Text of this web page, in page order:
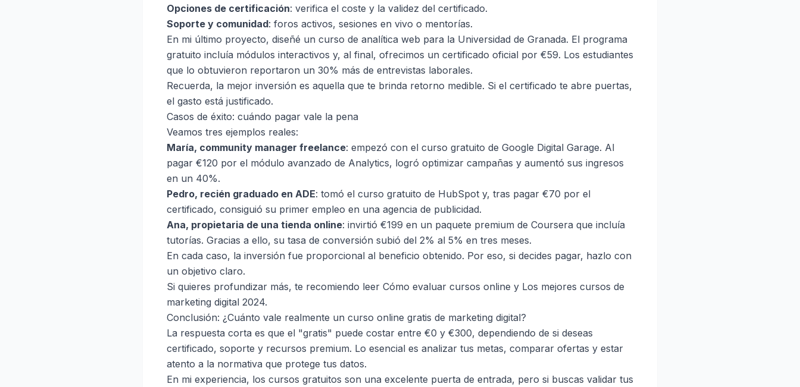
Opciones de certificación: verifica el coste y la validez del certificado.
Soporte y comunidad: foros activos, sesiones en vivo o mentorías.
En mi último proyecto, diseñé un curso de analítica web para la Universidad de Granada. El programa
gratuito incluía módulos interactivos y, al final, ofrecimos un certificado oficial por €59. Los estudiantes
que lo obtuvieron reportaron un 30% más de entrevistas laborales.
Recuerda, la mejor inversión es aquella que te brinda retorno medible. Si el certificado te abre puertas,
el gasto está justificado.
Casos de éxito: cuándo pagar vale la pena
Veamos tres ejemplos reales:
María, community manager freelance: empezó con el curso gratuito de Google Digital Garage. Al
pagar €120 por el módulo avanzado de Analytics, logró optimizar campañas y aumentó sus ingresos
en un 40%.
Pedro, recién graduado en ADE: tomó el curso gratuito de HubSpot y, tras pagar €70 por el
certificado, consiguió su primer empleo en una agencia de publicidad.
Ana, propietaria de una tienda online: invirtió €199 en un paquete premium de Coursera que incluía
tutorías. Gracias a ello, su tasa de conversión subió del 2% al 5% en tres meses.
En cada caso, la inversión fue proporcional al beneficio obtenido. Por eso, si decides pagar, hazlo con
un objetivo claro.
Si quieres profundizar más, te recomiendo leer Cómo evaluar cursos online y Los mejores cursos de
marketing digital 2024.
Conclusión: ¿Cuánto vale realmente un curso online gratis de marketing digital?
La respuesta corta es que el "gratis" puede costar entre €0 y €300, dependiendo de si deseas
certificado, soporte y recursos premium. Lo esencial es analizar tus metas, comparar ofertas y estar
atento a la normativa que protege tus datos.
En mi experiencia, los cursos gratuitos son una excelente puerta de entrada, pero si buscas validar tus